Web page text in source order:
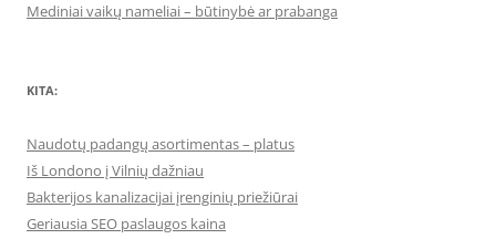
Mediniai vaikų nameliai – būtinybė ar prabanga
KITA:
Naudotų padangų asortimentas – platus
Iš Londono į Vilnių dažniau
Bakterijos kanalizacijai įrenginių priežiūrai
Geriausia SEO paslaugos kaina